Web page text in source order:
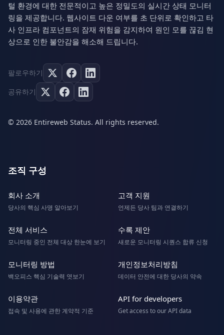
털 환경에 대한 전문적이고 높은 정밀도의 실시간 상태 모니터
링을 제공합니다. 웹사이트 다운 여부를 초 단위로 확인하고 타
사 인프라 컴포넌트의 잠재 위험을 감지하여 원인 모를 끊김 현
상으로 인한 불안감을 해소해 드립니다.
팔로우하기
공유하기
© 2026 Entireweb Status. All rights reserved.
조직 구성
회사 소개
당사의 핵심 사명 알아보기
고객 지원
언제든 당사 팀과 연결하기
전체 서비스
모니터링 중인 전체 대상 한눈에 보기
수록 제안
새로운 모니터링 시퀀스 합류 신청
모니터링 방법
백오피스 핵심 기술력 엿보기
개인정보처리방침
데이터 안전에 대한 당사의 약속
이용약관
접속 및 사용에 관한 계약적 기준
API for developers
Get access to our API data